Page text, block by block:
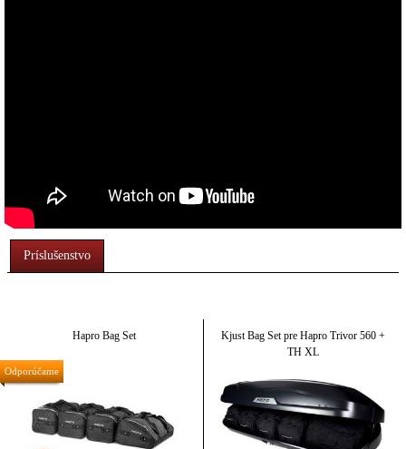
Príslušenstvo
Odporúčame
Hapro Bag Set
Kjust Bag Set pre Hapro Trivor 560 +
TH XL